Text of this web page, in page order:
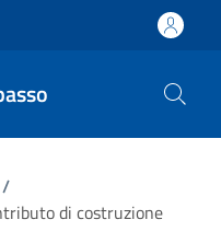
/
di costruzione